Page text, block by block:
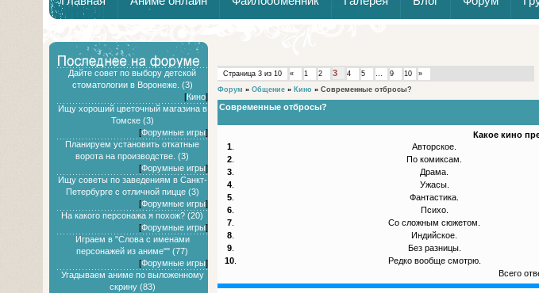
Дайте совет по выбору детской
стоматологии в Воронеже. (3)
[Кино]
Ищу хороший цветочный магазина в
Томске (3)
[Форумные игры]
Планируем установить откатные
ворота на производстве. (3)
[Форумные игры]
Ищу советы по заведениям в Санкт-
Петербурге с отличной пицце (3)
[Форумные игры]
На какого персонажа я похож? (20)
[Форумные игры]
Играем в "Слова с именами
персонажей из аниме"" (77)
[Форумные игры]
Угадываем аниме по выложенному
скрину (83)
Страница 3из 10 « 1 2 3 4 5 … 9 10
»
Форум » Общение » Кино » Современные отбросы?
Современные отбросы?
Какое кино
1. Авторское.
2. По комиксам.
3. Драма.
4. Ужасы.
5. Фантастика.
6. Психо.
7. Со сложным сюжетом.
8. Индийское.
9. Без разницы.
10. Редко вообще смотрю.
Всего